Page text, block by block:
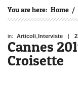
You are here: Home /
in: Articoli Interviste |
Cannes
Croisette